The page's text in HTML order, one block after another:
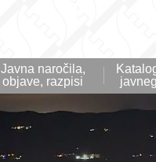
Javna naročila,
objave, razpisi